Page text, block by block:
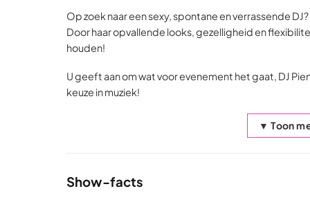
Op zoek naar een sexy, spontane en verrassende
Door haar opvallende looks, gezelligheid en
houden!
U geeft aan om wat voor evenement het gaat, DJ
keuze in muziek!
▼ Toon
Show-facts
COVERBAND